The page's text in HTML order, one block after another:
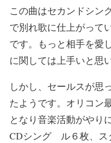
この曲はセカンドシン
で別れ歌に仕上がって
です。もっと相手を愛
に関しては上手いと思
しかし、セールスが思
たようです。オリコン
となり音楽活動がやり
CDシング ル６枚、ス